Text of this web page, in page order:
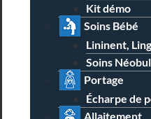
Kit démo
Soins Bébé
Lininent,
Soins
Portage
Écharpe de
Allaitement